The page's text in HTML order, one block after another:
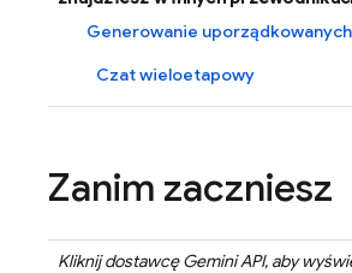
Generowanie uporządkowanych
Czat wieloetapowy
Zanim zaczniesz
Kliknij dostawcęGemini API, aby